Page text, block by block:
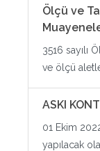
Ölçü ve
3516 sayılı
ve ölçü
ASKI
01 Ekim
yapılacak